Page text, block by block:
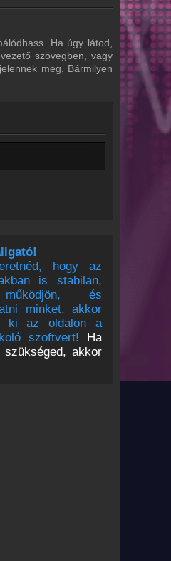
Ha úgy látod,
szövegben, vagy
meg. Bármilyen
hogy az
is stabilan,
működjön, és
minket, akkor
ki az oldalon a
szoftvert!
Ha
szükséged, akkor